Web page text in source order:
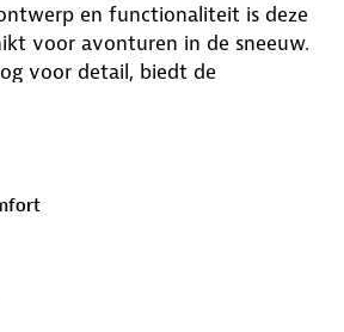
en functionaliteit is deze
voor avonturen in de sneeuw.
voor detail, biedt de
comfort en stijl.
Skipully Dames - Apricot is
die zich in winterse
Of je nu gaat skiën,